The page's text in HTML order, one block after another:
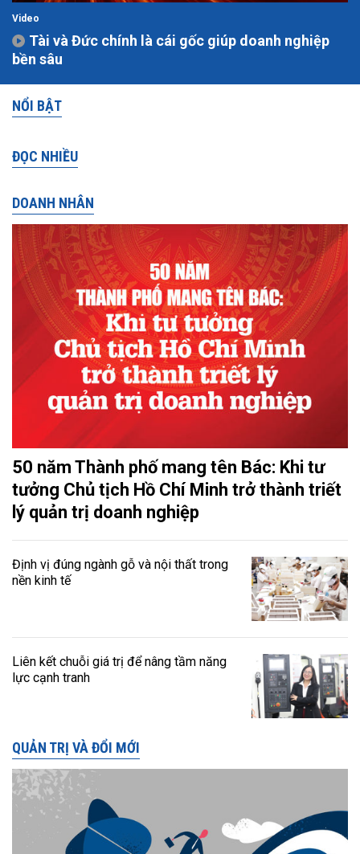
Video
Tài và Đức chính là cái gốc giúp doanh nghiệp
bền sâu
NỔI BẬT
ĐỌC NHIỀU
DOANH NHÂN
50 năm Thành phố mang tên Bác: Khi tư
tưởng Chủ tịch Hồ Chí Minh trở thành triết
lý quản trị doanh nghiệp
Định vị đúng ngành gỗ và nội thất trong
nền kinh tế
Liên kết chuỗi giá trị để nâng tầm năng
lực cạnh tranh
QUẢN TRỊ VÀ ĐỔI MỚI